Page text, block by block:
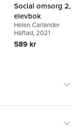
Social omsorg 2,
elevbok
Helen Carlander
Häftad, 2021
589 kr